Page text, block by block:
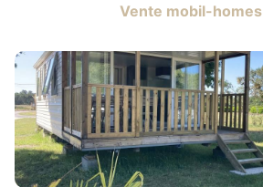
Vente mobil-homes